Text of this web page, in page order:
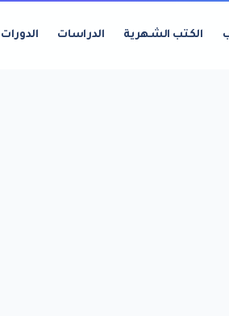
الكتب الشهرية الدراسات الدورات